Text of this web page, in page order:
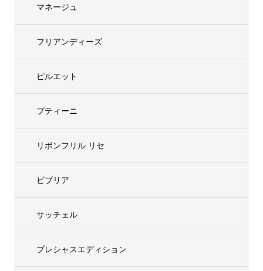
マネージュ
フリアンディーズ
ピルエット
プティーニ
リボンフリル リセ
ビブリア
サッチェル
プレシャスエディション